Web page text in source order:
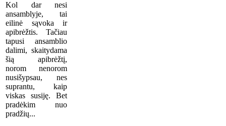
Kol dar nesi
ansamblyje, tai
eilinė sąvoka ir
apibrėžtis. Tačiau
tapusi ansamblio
dalimi, skaitydama
šią apibrėžtį,
norom nenorom
nusišypsau, nes
suprantu, kaip
viskas susiję. Bet
pradėkim nuo
pradžių...